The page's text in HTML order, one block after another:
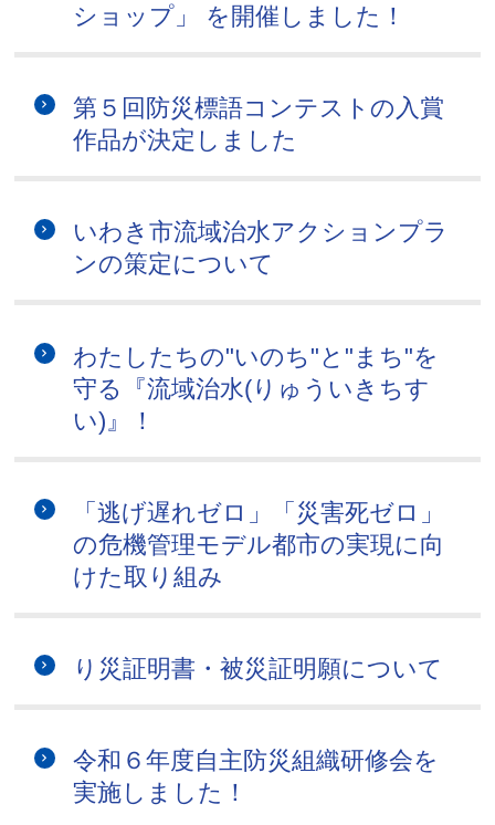
ショップ」 を開催しました！
第５回防災標語コンテストの入賞
作品が決定しました
いわき市流域治水アクションプラ
ンの策定について
わたしたちの"いのち"と"まち"を
守る『流域治水(りゅういきちす
い)』！
「逃げ遅れゼロ」「災害死ゼロ」
の危機管理モデル都市の実現に向
けた取り組み
り災証明書・被災証明願について
令和６年度自主防災組織研修会を
実施しました！